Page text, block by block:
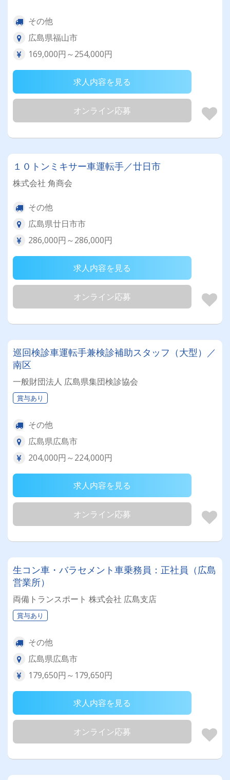
その他
広島県福山市
169,000円～254,000円
求人内容を見る
オンライン応募
１０トンミキサー車運転手／廿日市
株式会社 角商会
その他
広島県廿日市市
286,000円～286,000円
求人内容を見る
オンライン応募
巡回検診車運転手兼検診補助スタッフ（大型）／
南区
一般財団法人 広島県集団検診協会
賞与あり
その他
広島県広島市
204,000円～224,000円
求人内容を見る
オンライン応募
生コン車・バラセメント車乗務員：正社員（広島
営業所）
両備トランスポート 株式会社 広島支店
賞与あり
その他
広島県広島市
179,650円～179,650円
求人内容を見る
オンライン応募